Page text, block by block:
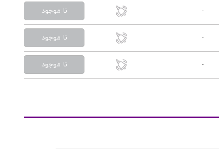
- نا موجود
- نا موجود
- نا موجود